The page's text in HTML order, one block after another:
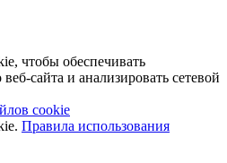
чтобы обеспечивать
сайта и анализировать сетевой
cookie
Правила использования